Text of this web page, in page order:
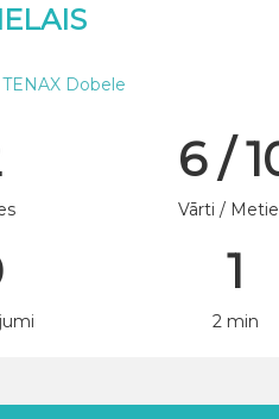
Dobele
6 /
Vārti /
1
2 min